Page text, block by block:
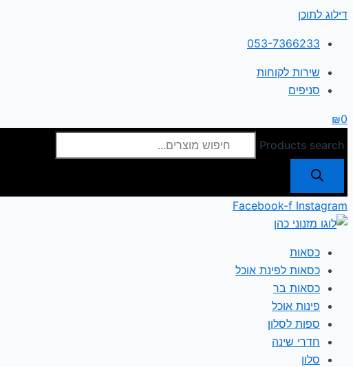
דילוג לתוכן
053-7366233
שירות לקוחות
סניפים
₪0
Products search
Facebook-f Instagram
כסאות
כסאות לפינת אוכל
כסאות בר
פינות אוכל
ספות לסלון
חדרי שינה
סלון